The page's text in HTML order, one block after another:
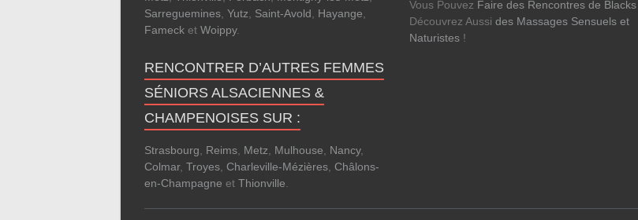
Sarreguemines Yutz Saint-Avold Hayange
Fameck et Woippy.
RENCONTRER D’AUTRES FEMMES
SÉNIORS ALSACIENNES &
CHAMPENOISES SUR :
Strasbourg Reims Metz Mulhouse Nancy,
Colmar, Troyes Charleville-Mézières Châlons-
en-Champagne et Thionville
Vous Pouvez Faire des Rencontres de Blacks
Découvrez Aussi des Massages Sensuels et
Naturistes !